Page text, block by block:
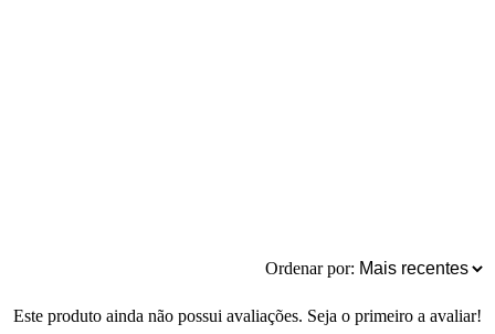
Ordenar por:
Este produto ainda não possui avaliações. Seja o primeiro a avaliar!